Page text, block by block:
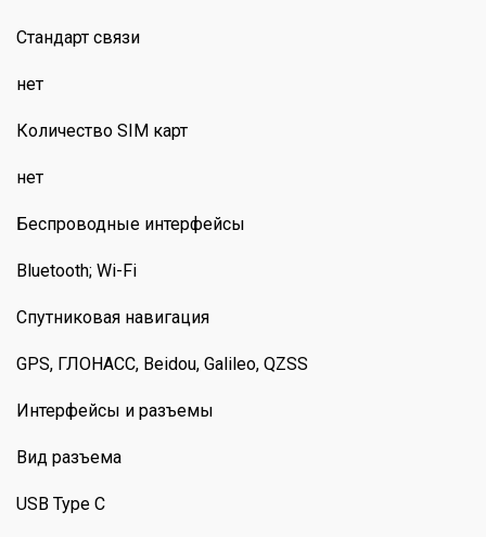
Стандарт связи
нет
Количество SIM карт
нет
Беспроводные интерфейсы
Bluetooth; Wi-Fi
Спутниковая навигация
GPS, ГЛОНАСС, Beidou, Galileo, QZSS
Интерфейсы и разъемы
Вид разъема
USB Type C